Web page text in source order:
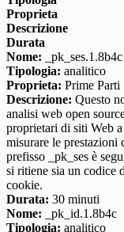
Proprieta
Descrizione
Durata
Nome: _pk_ses.1.8b4c
Tipologia: analitico
Proprieta: Prime Parti
Descrizione: Questo
analisi web open
proprietari di siti Web
misurare le
prefisso _pk_ses è
si ritiene sia un codice
cookie.
Durata: 30 minuti
Nome: _pk_id.1.8b4c
Tipologia: analitico